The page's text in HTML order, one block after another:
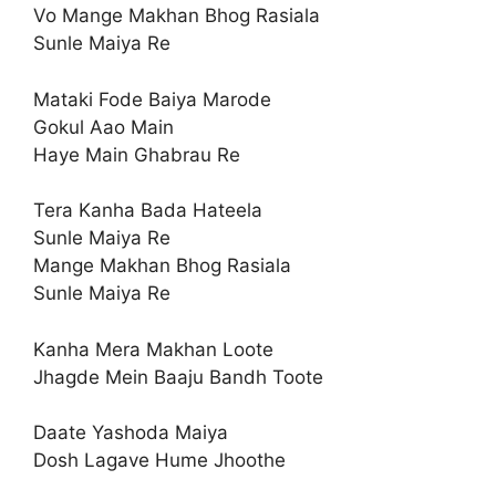
Vo Mange Makhan Bhog Rasiala
Sunle Maiya Re
Mataki Fode Baiya Marode
Gokul Aao Main
Haye Main Ghabrau Re
Tera Kanha Bada Hateela
Sunle Maiya Re
Mange Makhan Bhog Rasiala
Sunle Maiya Re
Kanha Mera Makhan Loote
Jhagde Mein Baaju Bandh Toote
Daate Yashoda Maiya
Dosh Lagave Hume Jhoothe